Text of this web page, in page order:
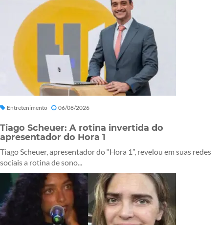
Entretenimento 06/08/2026
Tiago Scheuer: A rotina invertida do
apresentador do Hora 1
Tiago Scheuer, apresentador do “Hora 1”, revelou em suas redes
sociais a rotina de sono...